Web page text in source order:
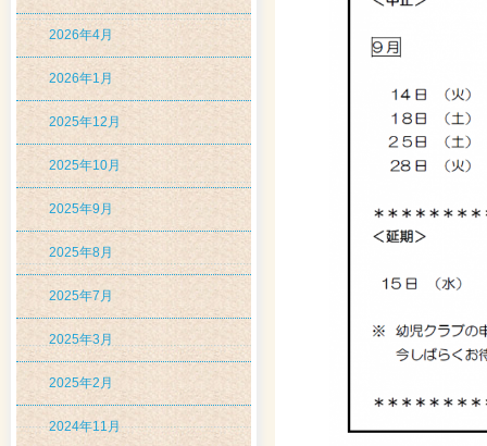
2026年4月
2026年1月
2025年12月
2025年10月
2025年9月
2025年8月
2025年7月
2025年3月
2025年2月
2024年11月